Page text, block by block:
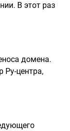
В этот раз
домена.
Ру-центра,